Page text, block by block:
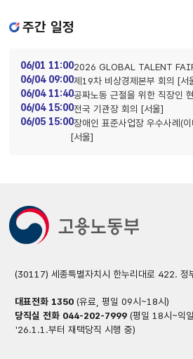
주간 일정
06/01 11:002026 GLOBAL TALENT
06/04 09:00제19차 비상경제본부 회의 [서
06/04 11:40공짜노동 근절을 위한 직장인
06/04 15:00전국 기관장 회의 [서울]
06/05 15:00장애인 표준사업장 우수사례(
[서울]
(30117) 세종특별자치시 한누리대로 422. 정
대표전화 1350(유료, 평일 09시~18시)
당직실 전화 044-202-7999(평일 18시~익
'26.1.1.부터 재택당직 시행 중)